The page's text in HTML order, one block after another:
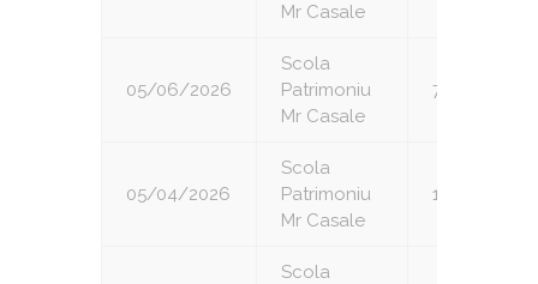
Mr Casale
05/06/2026
Scola
Patrimoniu
Mr Casale
7
05/04/2026
Scola
Patrimoniu
Mr Casale
1
Scola